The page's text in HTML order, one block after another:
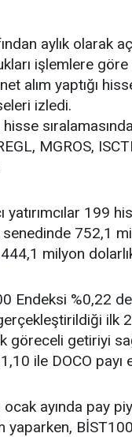
aylık olarak
işlemlere
alım yaptığı
izledi.
hisse
MGROS,
yatırımcılar 199
752,1
milyon
Endeksi %0,22
ilk
göreceli getiriyi
ile DOCO payı
ocak ayında pay
yaparken,